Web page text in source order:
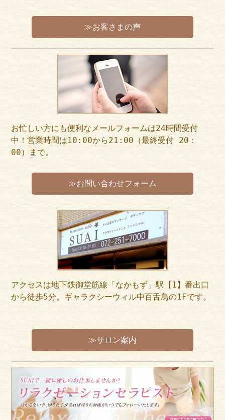
≫お客さまの声
お忙しい方にも便利なメールフォームは24時間受付
中！営業時間は10:00から21:00（最終受付 20：
00）まで。
≫お問い合わせフォーム
アクセスは地下鉄御堂筋線「なかもず」駅【1】番出口
から徒歩5分。ギャラクシーウィル中百舌鳥の1Fです。
≫サロン案内